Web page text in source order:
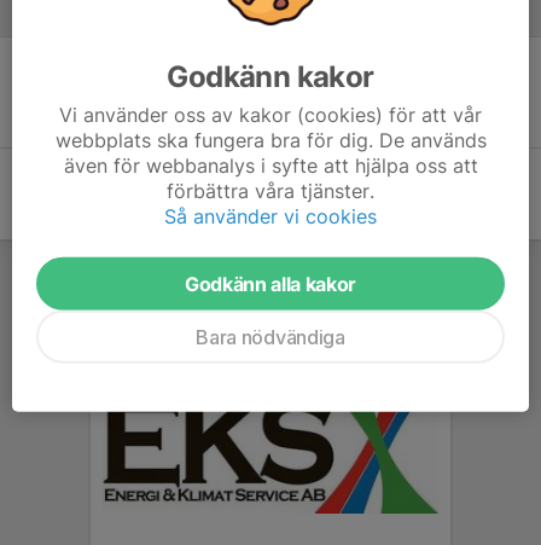
Inget referat skrivet
Godkänn kakor
Vi använder oss av kakor (cookies) för att vår
webbplats ska fungera bra för dig. De används
även för webbanalys i syfte att hjälpa oss att
förbättra våra tjänster.
Så använder vi cookies
Godkänn alla kakor
Bara nödvändiga